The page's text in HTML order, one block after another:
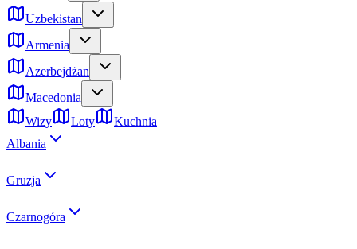
Uzbekistan
Armenia
Azerbejdżan
Macedonia
Wizy
Loty
Kuchnia
Albania
Gruzja
Czarnogóra